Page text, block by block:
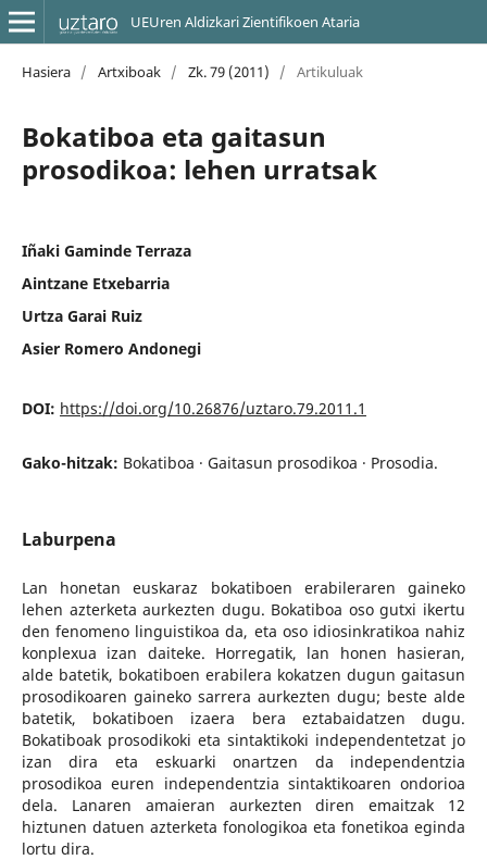
UEUren Aldizkari Zientifikoen Ataria
Hasiera / Artxiboak / Zk. 79 (2011) / Artikuluak
Bokatiboa eta gaitasun
prosodikoa: lehen urratsak
Iñaki Gaminde Terraza
Aintzane Etxebarria
Urtza Garai Ruiz
Asier Romero Andonegi
DOI: https://doi.org/10.26876/uztaro.79.2011.1
Gako-hitzak: Bokatiboa · Gaitasun prosodikoa · Prosodia.
Laburpena
Lan honetan euskaraz bokatiboen erabileraren gaineko
lehen azterketa aurkezten dugu. Bokatiboa oso gutxi ikertu
den fenomeno linguistikoa da, eta oso idiosinkratikoa nahiz
konplexua izan daiteke. Horregatik, lan honen hasieran,
alde batetik, bokatiboen erabilera kokatzen dugun gaitasun
prosodikoaren gaineko sarrera aurkezten dugu; beste alde
batetik, bokatiboen izaera bera eztabaidatzen dugu.
Bokatiboak prosodikoki eta sintaktikoki independentetzat jo
izan dira eta eskuarki onartzen da independentzia
prosodikoa euren independentzia sintaktikoaren ondorioa
dela. Lanaren amaieran aurkezten diren emaitzak 12
hiztunen datuen azterketa fonologikoa eta fonetikoa eginda
lortu dira.